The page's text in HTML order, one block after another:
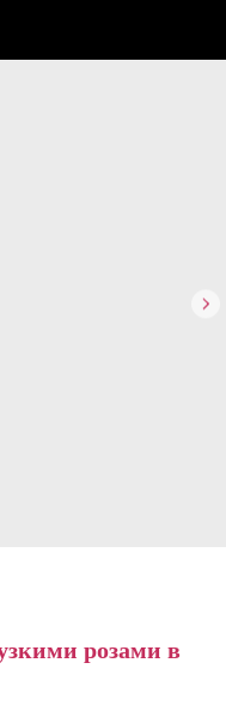
розами в